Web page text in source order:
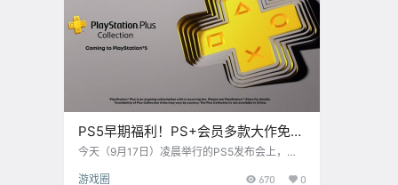
PS5早期福利！PS+会员多款大作免费
玩！
今天（9月17日）凌晨举行的PS5发布会上，索
单来说，对于PS5在11月发售初期购买的会员用
游戏圈 670 0